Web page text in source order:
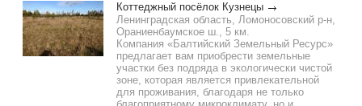
Коттеджный посёлок Кузнецы
Ленинградская область, Ломоносовский р-н,
Ораниенбаумское ш., 5 км.
Компания «Балтийский Земельный Ресурс»
предлагает вам приобрести земельные
участки без подряда в экологически чистой
зоне, которая является привлекательной
для проживания, благодаря не только